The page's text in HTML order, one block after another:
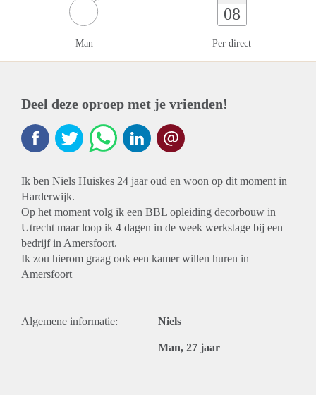
Man
08
Per direct
Deel deze oproep met je vrienden!
Ik ben Niels Huiskes 24 jaar oud en woon op dit moment in
Harderwijk.
Op het moment volg ik een BBL opleiding decorbouw in
Utrecht maar loop ik 4 dagen in de week werkstage bij een
bedrijf in Amersfoort.
Ik zou hierom graag ook een kamer willen huren in
Amersfoort
Algemene informatie: Niels
Man, 27 jaar